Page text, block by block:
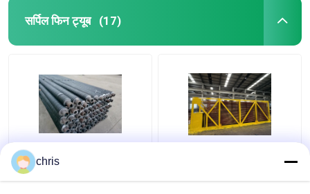
सर्पिल फिन ट्यूब (17)
हीट एक्सचेंजर सर्पिल फिन ट्यूब
पहनने के प्रतिरोध हेलिकल
chris